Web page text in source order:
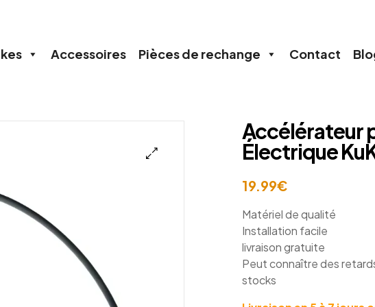
Accessoires Pièces de rechange Contact
Accélérateur
Électrique
19.99€
Matériel de qualité
Installation facile
livraison gratuite
Peut connaître des
stocks